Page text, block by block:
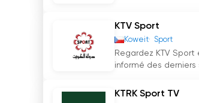
KTV Sport
Koweit Sport
Regardez KTV
informé des derniers
KTRK Sport TV